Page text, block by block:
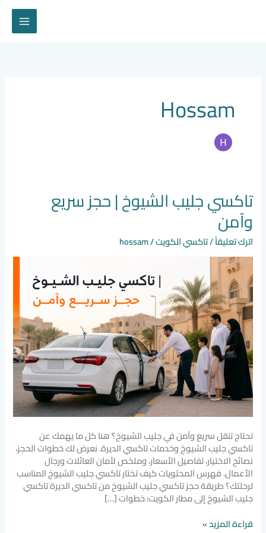
Hossam
تاكسي جليب الشيوخ | حجز سريع
وآمن
اترك تعليقاً/تاكسي الكويت/
hossam
تحتاج تنقل سريع وآمن في جليب الشيوخ؟ هنا كل ما يهمك عن
تاكسي جليب الشيوخ وخدمات تاكسي الديرة. نعرض لك خطوات الحجز،
نصائح الاختيار، تفاصيل الأسعار، وملخص لأمان العائلات ورجال
الأعمال. فهرس المحتويات كيف تختار تاكسي جليب الشيوخ المناسب
لرحلتك؟ طريقة حجز تاكسي جليب الشيوخ من تاكسي الديرة تاكسي
جليب الشيوخ إلى مطار الكويت: خطوات […]
تاكسي
جليب
الشيوخ
|
حجز
سريع
وآمن
قراءة المزيد »